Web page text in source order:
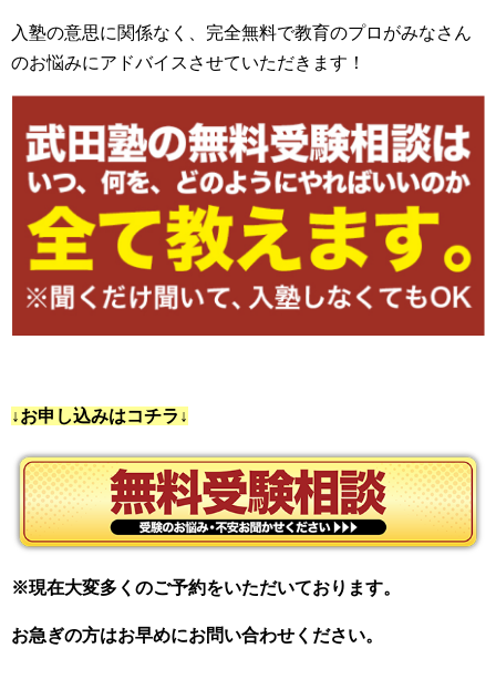
入塾の意思に関係なく、完全無料で教育のプロがみなさん
のお悩みにアドバイスさせていただきます！
↓お申し込みはコチラ↓
※現在大変多くのご予約をいただいております。
お急ぎの方はお早めにお問い合わせください。